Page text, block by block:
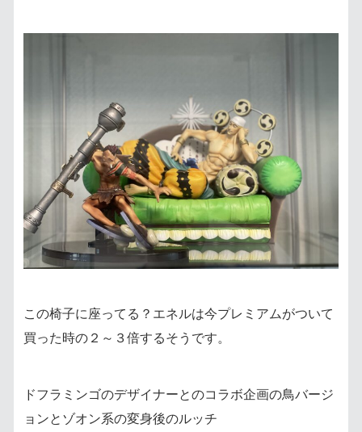
この椅子に座ってる？エネルは今プレミアムがついて
買った時の２～３倍するそうです。
ドフラミンゴのデザイナーとのコラボ企画の鳥バージ
ョンとゾオン系の変身後のルッチ